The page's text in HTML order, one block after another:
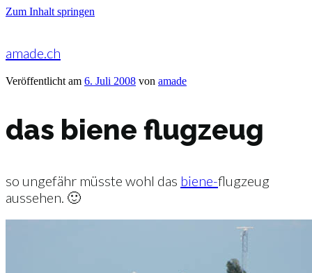
Zum Inhalt springen
amade.ch
Veröffentlicht am 6. Juli 2008 von amade
das biene flugzeug
so ungefähr müsste wohl das biene-flugzeug
aussehen. 🙂